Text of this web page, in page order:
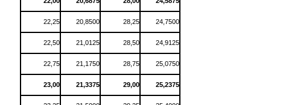
22,25 20,8500 28,25 24,7500
22,50 21,0125 28,50 24,9125
22,75 21,1750 28,75 25,0750
23,00 21,3375 29,00 25,2375